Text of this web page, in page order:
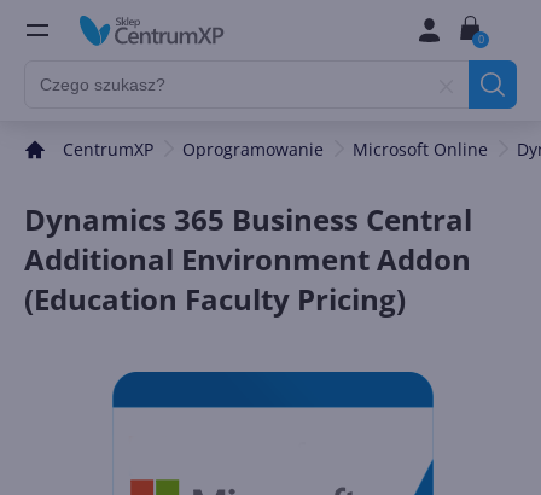
0
CentrumXP Oprogramowanie Microsoft Online
Dynamics 365 Business Central
Additional Environment Addon
(Education Faculty Pricing)